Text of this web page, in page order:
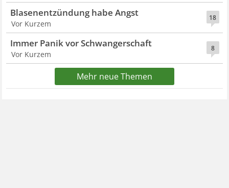
18
Blasenentzündung habe Angst
Vor Kurzem
8
Immer Panik vor Schwangerschaft
Vor Kurzem
Mehr neue Themen